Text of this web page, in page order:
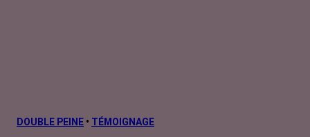
L’après cancer
DOUBLE PEINE • TÉMOIGNAGE